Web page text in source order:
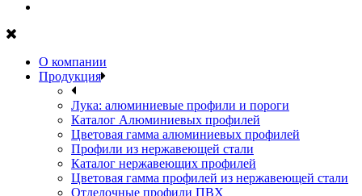
О компании
Продукция
Лука: алюминиевые профили и пороги
Каталог Алюминиевых профилей
Цветовая гамма алюминиевых профилей
Профили из нержавеющей стали
Каталог нержавеющих профилей
Цветовая гамма профилей из нержавеющей стали
Отделочные профили ПВХ